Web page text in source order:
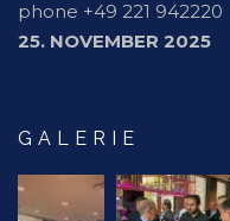
phone +49 221 942220
25. NOVEMBER 2025
GALERIE